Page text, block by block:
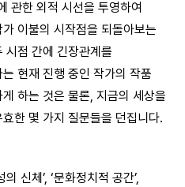
관한 외적 시선을 투영하여
이불의 시작점을 되돌아보는
시점 간에 긴장관계를
현재 진행 중인 작가의 작품
하는 것은 물론, 지금의 세상을
한 몇 가지 질문들을 던집니다.
신체’, ‘문화정치적 공간’,